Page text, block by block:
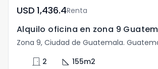
USD	1,436.4Renta
Alquilo oficina en zona 9
Zona 9, Ciudad de Guatemala.
door_front 2 square_foot 155m2